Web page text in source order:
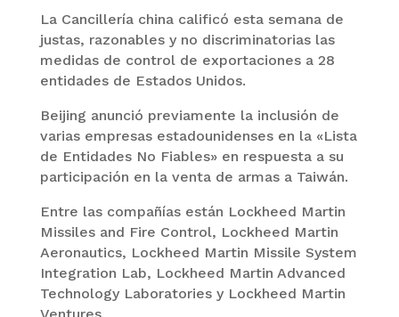
La Cancillería china calificó esta semana de
justas, razonables y no discriminatorias las
medidas de control de exportaciones a 28
entidades de Estados Unidos.
Beijing anunció previamente la inclusión de
varias empresas estadounidenses en la «Lista
de Entidades No Fiables» en respuesta a su
participación en la venta de armas a Taiwán.
Entre las compañías están Lockheed Martin
Missiles and Fire Control, Lockheed Martin
Aeronautics, Lockheed Martin Missile System
Integration Lab, Lockheed Martin Advanced
Technology Laboratories y Lockheed Martin